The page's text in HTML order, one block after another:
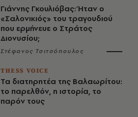
Γιάννης Γκουλιόβας: Ήταν ο
«Σαλονικιός» του τραγουδιού
που ερμήνευε ο Στράτος
Διονυσίου;
Στέφανος Τσιτσόπουλος
THESS VOICE
Τα διατηρητέα της Βαλαωρίτου:
το παρελθόν, η ιστορία, το
παρόν τους